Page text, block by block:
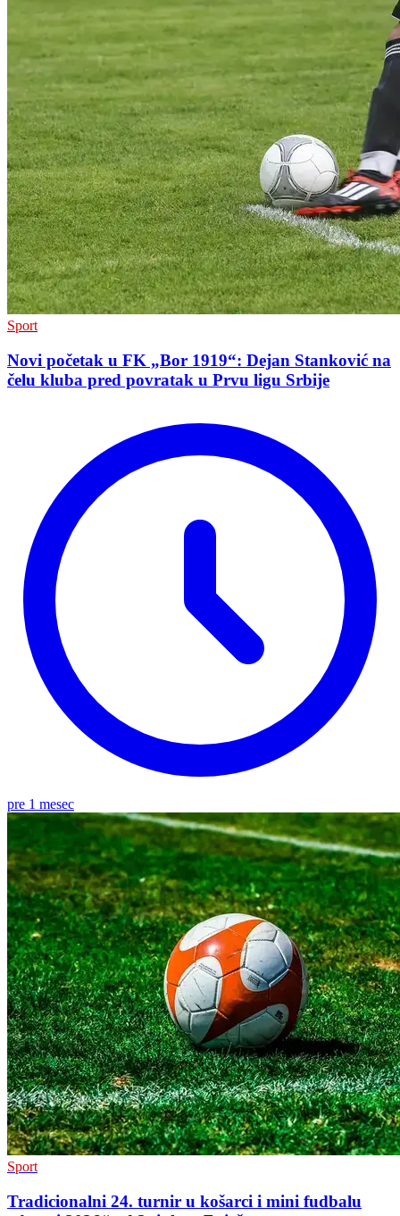
Sport
Novi početak u FK „Bor 1919“: Dejan Stanković na
čelu kluba pred povratak u Prvu ligu Srbije
pre 1 mesec
Sport
Tradicionalni 24. turnir u košarci i mini fudbalu